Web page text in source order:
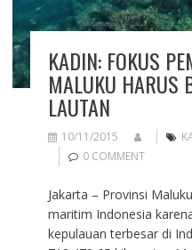
KADIN: FOKUS
MALUKU HARUS
LAUTAN
10/11/2015
0 COMMENT
Jakarta – Provinsi
maritim Indonesia
kepulauan terbesar di